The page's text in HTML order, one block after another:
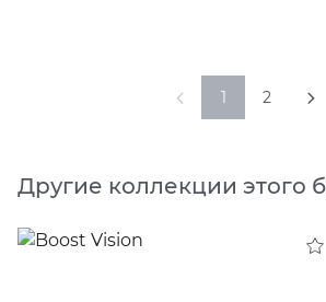
1 2
Другие коллекции этого